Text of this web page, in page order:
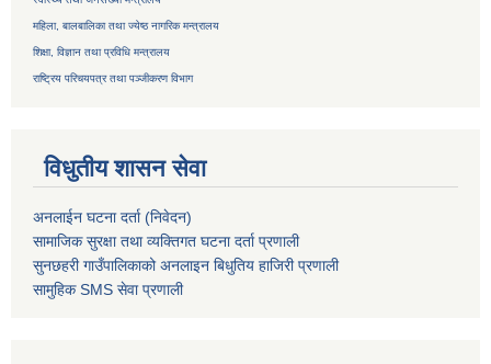
महिला, बालबालिका तथा ज्येष्ठ नागरिक मन्त्रालय
शिक्षा, विज्ञान तथा प्रविधि मन्त्रालय
राष्ट्रिय परिचयपत्र तथापञ्जीकरण विभाग
विधुतीय शासन सेवा
अनलाईन घटना दर्ता (निवेदन)
सामाजिक सुरक्षा तथा व्यक्तिगत घटना दर्ताप्रणाली
सुनछहरी गाउँपालिकाको अनलाइन बिधुतिय हाजिरी प्रणाली
सामुहिकSMS सेवाप्रणाली